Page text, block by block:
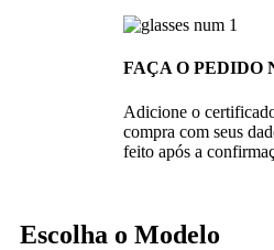
FAÇA O PEDIDO
Adicione o
compra com seus
feito após a
Escolha o Modelo